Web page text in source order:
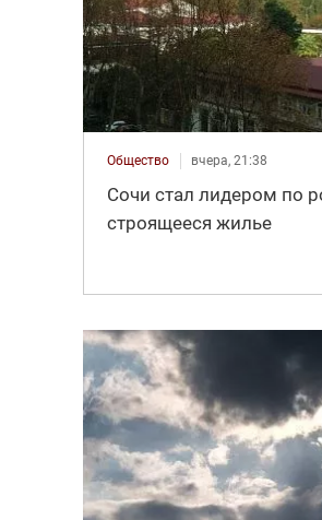
Общество вчера, 21:38
Сочи стал лидером по
строящееся жилье